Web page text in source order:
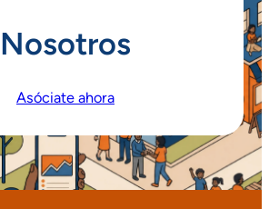
Nosotros
Asóciate ahora